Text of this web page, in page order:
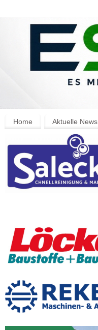
Home Aktuelle News